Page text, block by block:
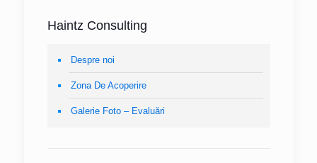
Haintz Consulting
Despre noi
Zona De Acoperire
Galerie Foto – Evaluări